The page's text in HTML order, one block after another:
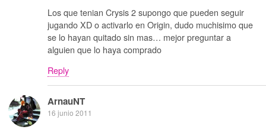
Los que tenian Crysis 2 supongo que pueden seguir
jugando XD o activarlo en Origin, dudo muchisimo que
se lo hayan quitado sin mas… mejor preguntar a
alguien que lo haya comprado
Reply
ArnauNT
16 junio 2011